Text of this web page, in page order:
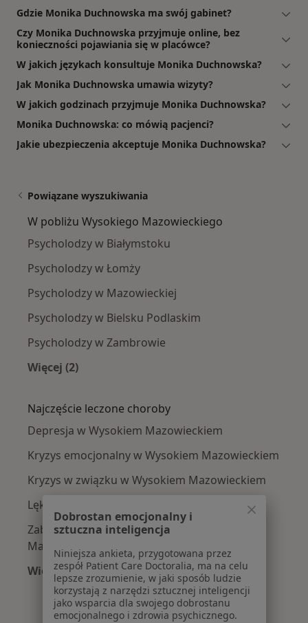
Gdzie Monika Duchnowska ma swój gabinet?
Czy Monika Duchnowska przyjmuje online, bez
konieczności pojawiania się w placówce?
W jakich językach konsultuje Monika Duchnowska?
Jak Monika Duchnowska umawia wizyty?
W jakich godzinach przyjmuje Monika Duchnowska?
Monika Duchnowska: co mówią pacjenci?
Jakie ubezpieczenia akceptuje Monika Duchnowska?
Powiązane wyszukiwania
W pobliżu Wysokiego Mazowieckiego
Psycholodzy w Białymstoku
Psycholodzy w Łomży
Psycholodzy w Mazowieckiej
Psycholodzy w Bielsku Podlaskim
Psycholodzy w Zambrowie
Więcej (2)
Najczęście leczone choroby
Depresja w Wysokiem Mazowieckiem
Kryzys emocjonalny w Wysokiem Mazowieckiem
Kryzys w związku w Wysokiem Mazowieckiem
Lęki w Wysokiem Mazowieckiem
Zaburzenia emocjonalne w Wysokiem
Mazowieckiem
Więcej (15)
Więcej w kategorii: Najczęście leczone
Dobrostan emocjonalny i
sztuczna inteligencja
Niniejsza ankieta, przygotowana przez
zespół Patient Care Doctoralia, ma na celu
lepsze zrozumienie, w jaki sposób ludzie
korzystają z narzędzi sztucznej inteligencji
jako wsparcia dla swojego dobrostanu
emocjonalnego i zdrowia psychicznego.